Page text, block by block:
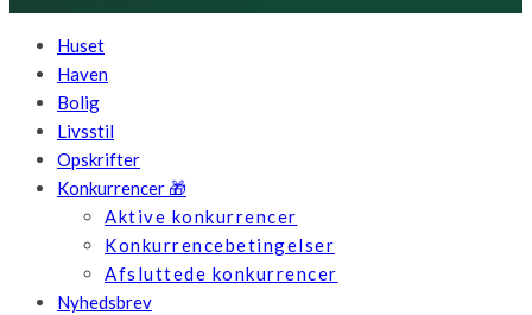
Huset
Haven
Bolig
Livsstil
Opskrifter
Konkurrencer 🎁
Aktive konkurrencer
Konkurrencebetingelser
Afsluttede konkurrencer
Nyhedsbrev